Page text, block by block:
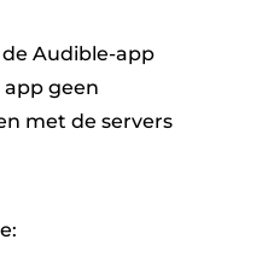
Audible-app
geen
met de servers